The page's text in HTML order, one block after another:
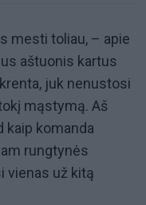
mesti toliau, – apie
aštuonis kartus
juk nenustosi
mąstymą. Aš
kaip komanda
rungtynės
vienas už kitą